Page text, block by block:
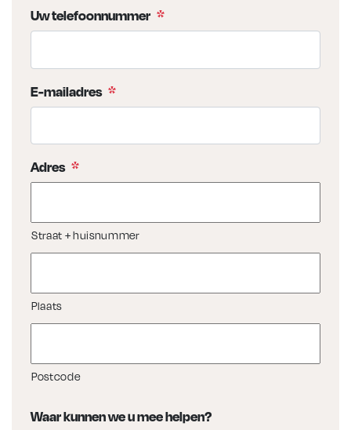
Uw telefoonnummer *
E-mailadres *
Adres *
Straat + huisnummer
Plaats
Postcode
Waar kunnen we u mee helpen?